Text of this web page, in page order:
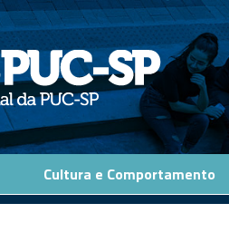
Cultura e Comportamento